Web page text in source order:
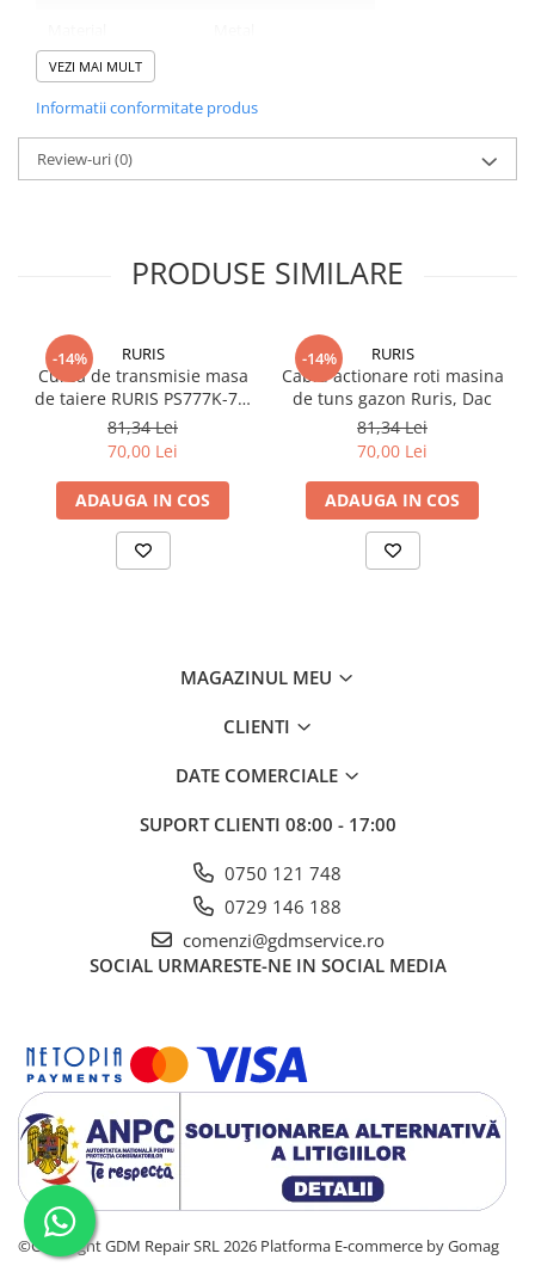
Culoare
VEZI MAI MULT
Informatii conformitate produs
Review-uri(0)
PRODUSE SIMILARE
-14% RURIS
Curea de transmisie masa
de taiere RURIS PS777K-76,
pentru motocositori Ruris
DAC 777K
81,34 Lei
70,00 Lei
ADAUGA IN COS
-14% RURIS
Cablu actionare roti masina
de tuns gazon Ruris, Dac
81,34 Lei
70,00 Lei
ADAUGA IN COS
MAGAZINUL MEU
CLIENTI
DATE COMERCIALE
SUPORT CLIENTI 08:00 - 17:00
0750 121 748
0729 146 188
comenzi@gdmservice.ro
SOCIAL URMARESTE-NE IN SOCIAL MEDIA
©Copyright GDM Repair SRL 2026 Platforma E-commerce by Gomag